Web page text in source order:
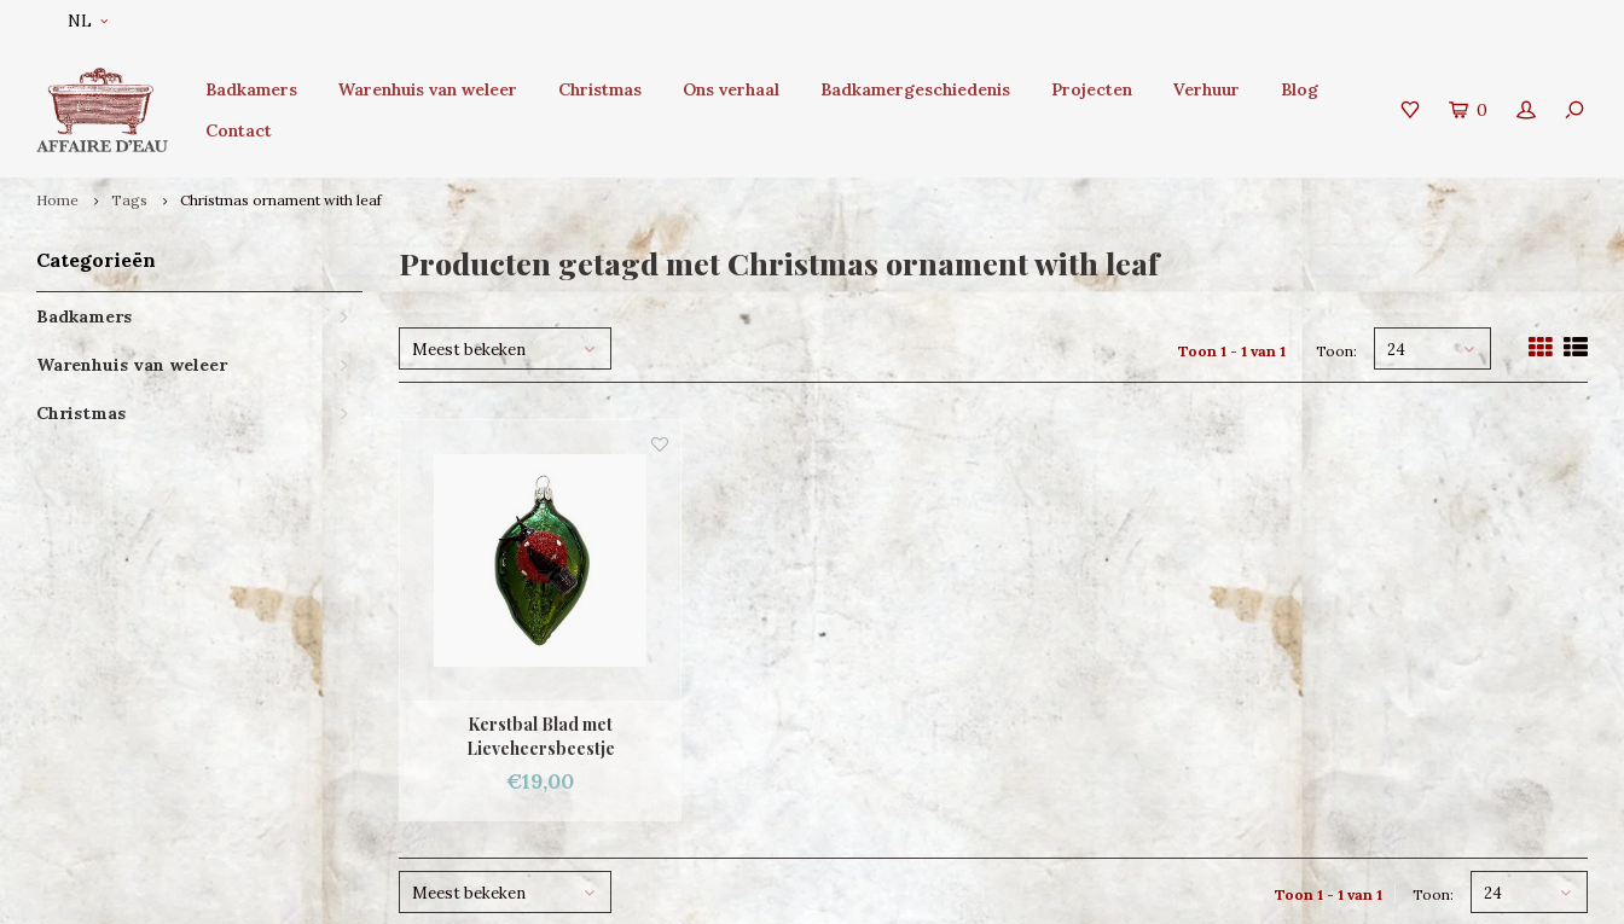
NL
Badkamers Warenhuis van weleer Christmas Ons verhaal Badkamergeschiedenis Projecten Verhuur
Blog
Contact
0
Home Tags Christmas ornament with leaf
Categorieën
Badkamers
Warenhuis van weleer
Christmas
Producten getagd met Christmas ornament with leaf
Meest bekeken Toon 1 - 1 van 1 Toon: 24
Kerstbal Blad met
Lieveheersbeestje
€19,00
Meest bekeken Toon 1 - 1 van 1 Toon: 24